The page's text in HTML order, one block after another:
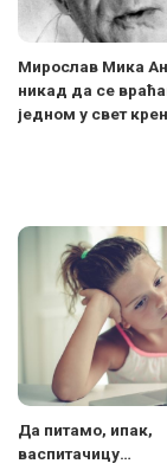
Мирослав Мика
никад да се
једном у свет
Да питамо, ипак,
васпитачицу…